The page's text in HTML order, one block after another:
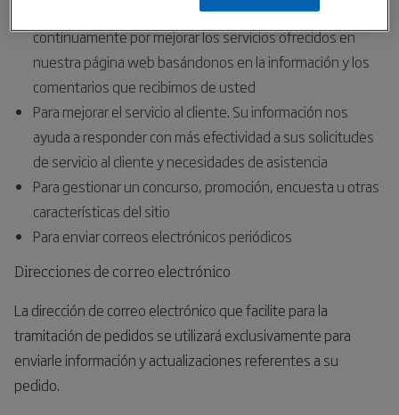
Para mejorar nuestra página web. Nos esforzamos
continuamente por mejorar los servicios ofrecidos en
nuestra página web basándonos en la información y los
comentarios que recibimos de usted
Para mejorar el servicio al cliente. Su información nos
ayuda a responder con más efectividad a sus solicitudes
de servicio al cliente y necesidades de asistencia
Para gestionar un concurso, promoción, encuesta u otras
características del sitio
Para enviar correos electrónicos periódicos
Direcciones de correo electrónico
La dirección de correo electrónico que facilite para la
tramitación de pedidos se utilizará exclusivamente para
enviarle información y actualizaciones referentes a su
pedido.